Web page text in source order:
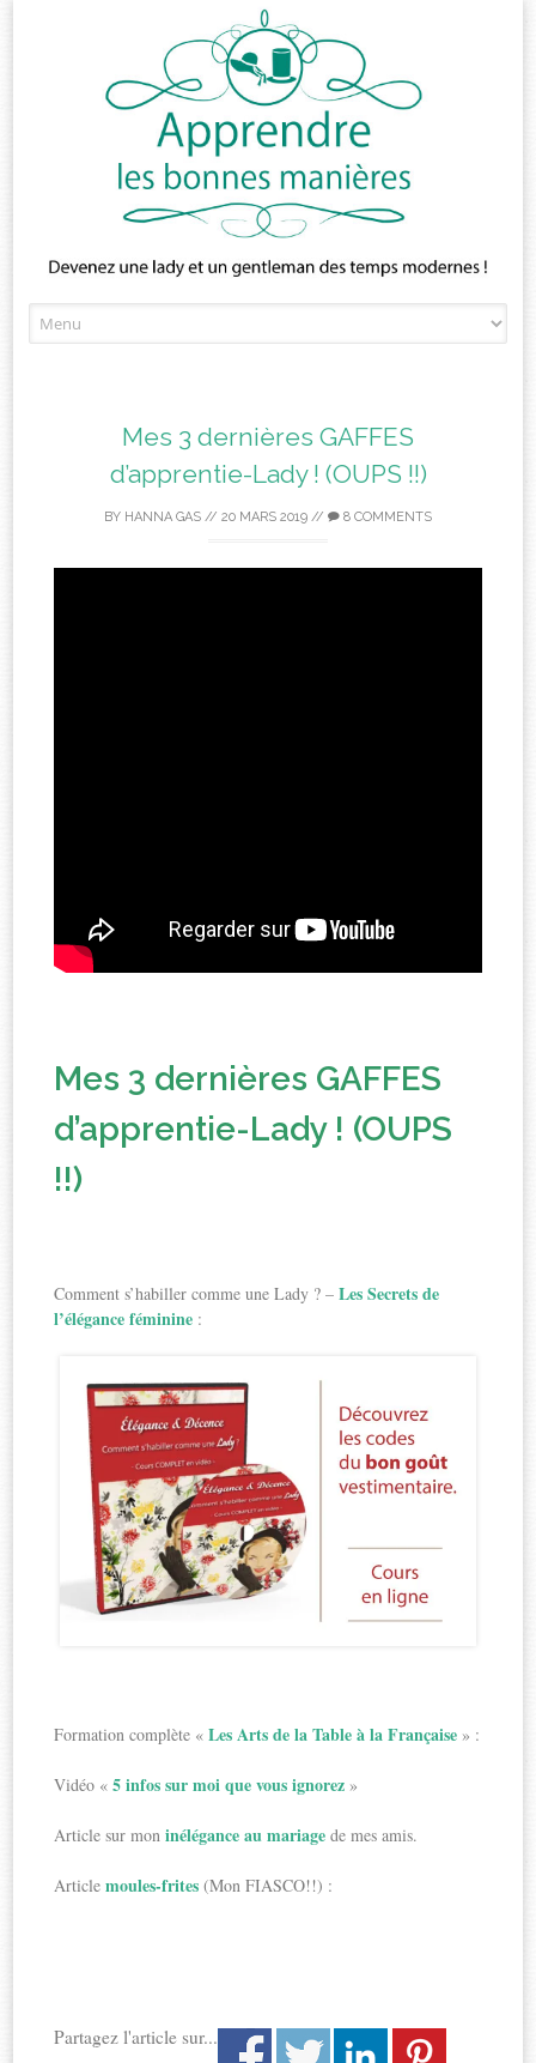
to
Mes 3 dernières GAFFES
d’apprentie-Lady ! (OUPS !!)
BY HANNA GAS // 20 MARS 2019 // 8 COMMENTS
Mes 3 dernières GAFFES
d’apprentie-Lady ! (OUPS
!!)
Comment s’habiller comme une Lady ? –Les Secrets de
l’élégance féminine :
Formation complète « Les Arts de la Table à la Française » :
Vidéo «5 infos sur moi que vous ignorez »
Article sur moninélégance au mariage de mes amis.
Articlemoules-frites (Mon FIASCO!!) :
Partagez l'article sur...